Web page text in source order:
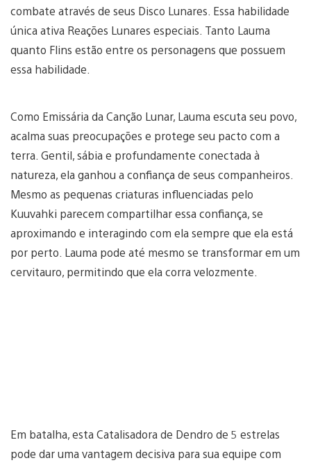
combate através de seus Disco Lunares. Essa habilidade
única ativa Reações Lunares especiais. Tanto Lauma
quanto Flins estão entre os personagens que possuem
essa habilidade.
Como Emissária da Canção Lunar, Lauma escuta seu povo,
acalma suas preocupações e protege seu pacto com a
terra. Gentil, sábia e profundamente conectada à
natureza, ela ganhou a confiança de seus companheiros.
Mesmo as pequenas criaturas influenciadas pelo
Kuuvahki parecem compartilhar essa confiança, se
aproximando e interagindo com ela sempre que ela está
por perto. Lauma pode até mesmo se transformar em um
cervitauro, permitindo que ela corra velozmente.
Em batalha, esta Catalisadora de Dendro de 5 estrelas
pode dar uma vantagem decisiva para sua equipe com